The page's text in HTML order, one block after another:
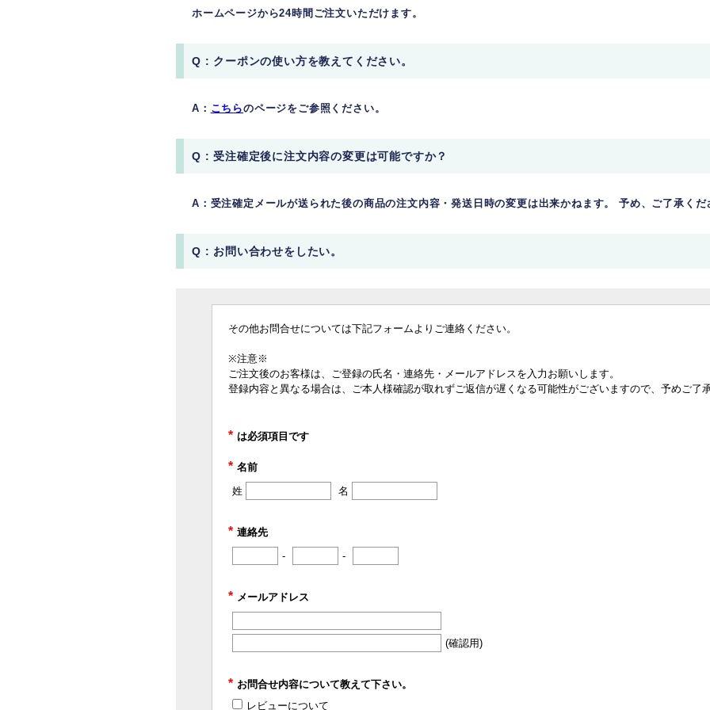
ホームページから24時間ご注文いただけます。
Q : クーポンの使い方を教えてください。
A： こちらのページをご参照ください。
Q : 受注確定後に注文内容の変更は可能ですか？
A：受注確定メールが送られた後の商品の注文内容・発送日時の変更は出来かねます。 予め、ご了承くだ
Q : お問い合わせをしたい。